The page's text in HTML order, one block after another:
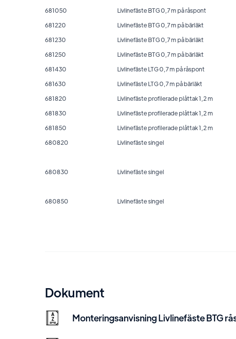
681050
Livlinefäste BTG 0,7 m på råspont
681220
Livlinefäste BTG 0,7 m på bärläkt
681230
Livlinefäste BTG 0,7 m på bärläkt
681250
Livlinefäste BTG 0,7 m på bärläkt
681430
Livlinefäste LTG 0,7 m på råspont
681630
Livlinefäste LTG 0,7 m på bärläkt
681820
Livlinefäste profilerade plåttak 1,2 m
681830
Livlinefäste profilerade plåttak 1,2 m
681850
Livlinefäste profilerade plåttak 1,2 m
680820
Livlinefäste singel
680830
Livlinefäste singel
680850
Livlinefäste singel
Dokument
Monteringsanvisning Livlinefäste BTG